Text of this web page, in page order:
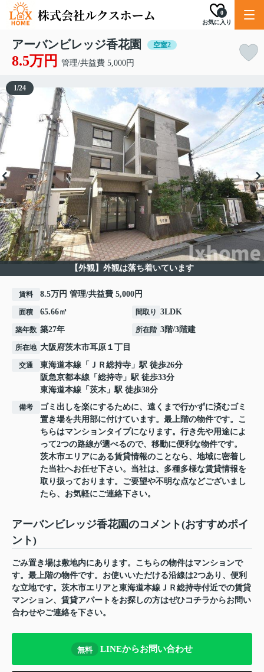
お気に入り
0
アーバンビレッジ香花園 空室2
8.5万円 管理/共益費 5,000円
【外観】外観は落ち着いています
1/24
賃料 8.5万円 管理/共益費 5,000円
面積 65.66㎡ 間取り 3LDK
築年数 築27年 所在階 3階/3階建
所在地 大阪府茨木市耳原 １丁目
交通 東海道本線 「 ＪＲ総持寺 」駅 徒歩26分
阪急京都本線 「 総持寺 」駅 徒歩33分
東海道本線 「 茨木 」駅 徒歩38分
備考
ゴミ出しを楽にするために、遠くまで行かずに済むゴミ
置き場を共用部に付けています。最上階の物件です。こ
ちらはマンションタイプになります。行き先や用途によ
って2つの路線が選べるので、移動に便利な物件です。
茨木市エリアにある賃貸情報のことなら、地域に密着し
た当社へお任せ下さい。当社は、多種多様な賃貸情報を
取り扱っております。ご要望や不明な点などございまし
たら、お気軽にご連絡下さい。
アーバンビレッジ香花園のコメント(おすすめポイ
ント)
ごみ置き場は敷地内にあります。こちらの物件はマンションで
す。最上階の物件です。お使いいただける沿線は2つあり、便利
な立地です。茨木市エリアと東海道本線ＪＲ総持寺付近での賃貸
マンション、賃貸アパートをお探しの方はぜひコチラからお問い
合わせやご連絡を下さい。
無料 LINEからお問い合わせ